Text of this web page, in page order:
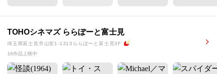
TOHOシネマズ ららぽーと富士見
埼玉県富士見市山室1-1313ららぽーと富士見3F
16作品上映中